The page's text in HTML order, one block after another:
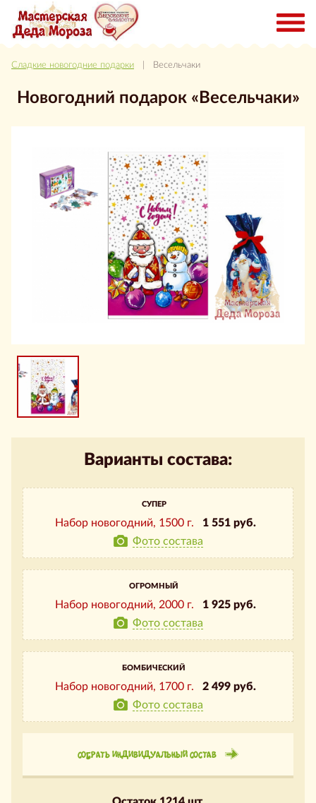
Сладкие новогодние подарки | Весельчаки
Новогодний подарок «Весельчаки»
Варианты состава:
СУПЕР
Набор новогодний, 1500 г.
1 551 руб.
Фото состава
ОГРОМНЫЙ
Набор новогодний, 2000 г.
1 925 руб.
Фото состава
БОМБИЧЕСКИЙ
Набор новогодний, 1700 г.
2 499 руб.
Фото состава
СОБРАТЬ ИНДИВИДУАЛЬНЫЙ СОСТАВ